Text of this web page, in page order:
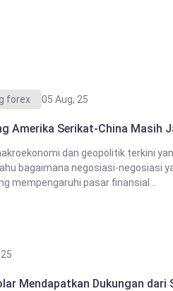
forex 05 Aug, 25
Amerika Serikat-China Masih
dan geopolitik terkini
bagaimana negosiasi-negosiasi
mempengaruhi pasar finansial...
Mendapatkan Dukungan